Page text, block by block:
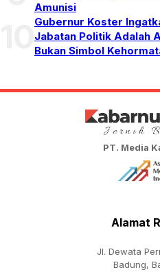
Amunisi
Gubernur Koster
Jabatan Politik Adalah
Bukan Simbol
PT. Media
Alamat
Jl. Dewata
Badung,